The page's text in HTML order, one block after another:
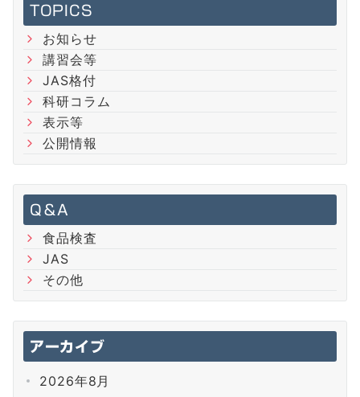
TOPICS
お知らせ
講習会等
JAS格付
科研コラム
表示等
公開情報
Q＆A
食品検査
JAS
その他
アーカイブ
2026年8月